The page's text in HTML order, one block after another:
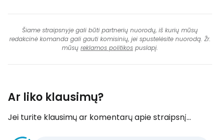
Šiame straipsnyje gali būti partnerių nuorodų, iš kurių mūsų
redakcinė komanda gali gauti komisinių, jei spustelėsite nuorodą. Žr.
mūsų reklamos politikos puslapį.
Ar liko klausimų?
Jei turite klausimų ar komentarų apie straipsnį...